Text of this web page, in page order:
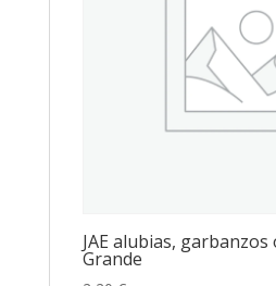
JAE alubias, garbanzos
Grande